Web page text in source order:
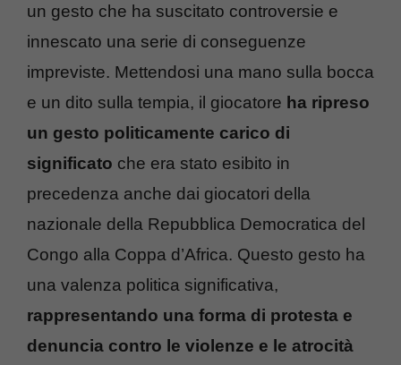
un gesto che ha suscitato controversie e
innescato una serie di conseguenze
impreviste. Mettendosi una mano sulla bocca
e un dito sulla tempia, il giocatore ha ripreso
un gesto politicamente carico di
significato che era stato esibito in
precedenza anche dai giocatori della
nazionale della Repubblica Democratica del
Congo alla Coppa d’Africa. Questo gesto ha
una valenza politica significativa,
rappresentando una forma di protesta e
denuncia contro le violenze e le atrocità